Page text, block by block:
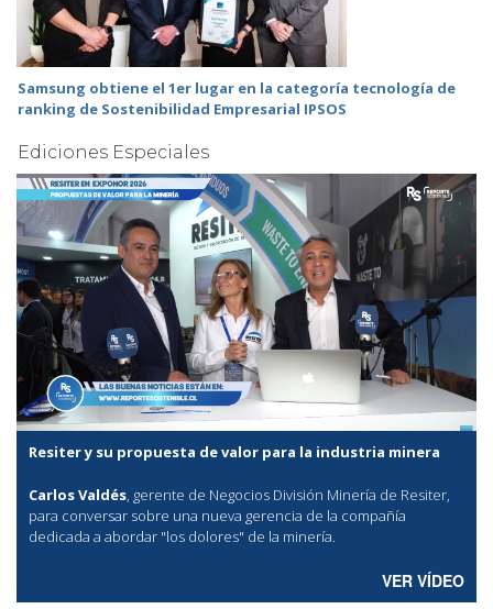
Samsung obtiene el 1er lugar en la categoría tecnología de
ranking de Sostenibilidad Empresarial IPSOS
Ediciones Especiales
Resiter y su propuesta de valor para la industria minera
Carlos Valdés, gerente de Negocios División Minería de Resiter,
para conversar sobre una nueva gerencia de la compañía
dedicada a abordar "los dolores" de la minería.
VER VÍDEO